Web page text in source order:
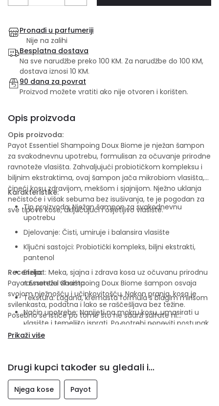
Pronađi u parfumeriji
Nije na zalihi
Besplatna dostava
Na sve narudžbe preko 100 KM. Za narudžbe do 100 KM,
dostava iznosi 10 KM.
90 dana za povrat
Proizvod možete vratiti ako nije otvoren i korišten.
Opis proizvoda
Opis proizvoda:
Payot Essentiel Shampoing Doux Biome je nježan šampon
za svakodnevnu upotrebu, formulisan za očuvanje prirodne
ravnoteže vlasišta. Zahvaljujući probiotičkom kompleksu i
biljnim ekstraktima, ovaj šampon jača mikrobiom vlasišta,
čineći kosu zdravijom, mekšom i sjajnijom. Nježno uklanja
nečistoće i višak sebuma bez isušivanja, te je pogodan za
sve tipove kose, uključujući i osjetljivo vlasište.
Karakteristike:
Tip proizvoda: Nježan šampon za svakodnevnu
upotrebu
Djelovanje: Čisti, umiruje i balansira vlasište
Ključni sastojci: Probiotički kompleks, biljni ekstrakti,
pantenol
Efekat: Meka, sjajna i zdrava kosa uz očuvanu prirodnu
ravnotežu vlasišta
Tekstura: Lagana, kremasta formula s blagim mirisom
Način upotrebe: Nanijeti na mokru kosu, umasirati u
vlasište i temeljito isprati. Po potrebi ponoviti postupak
Recenzija:
Payot Essentiel Shampoing Doux Biome šampon osvaja
svojom nježnošću i učinkovitošću. Nakon pranja, kosa je
svilenkasta, podatna i lako se raščešljava bez težine.
Posebno se ističe po tome što ne sadrži sulfate ni
parabene, pa je idealan i za osjetljivo vlasište ili nakon
tretmana poput bojenja. Korisnici ga opisuju kao „spa
Prikaži više
Drugi kupci također su gledali i...
Njega kose Payot